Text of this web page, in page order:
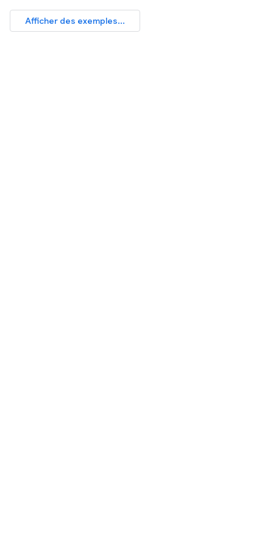
Afficher des exemples...